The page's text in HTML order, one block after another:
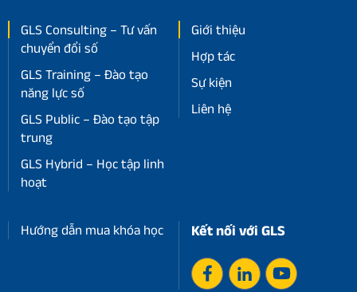
GLS Consulting – Tư vấn
chuyển đổi số
GLS Training – Đào tạo
năng lực số
GLS Public – Đào tạo tập
trung
GLS Hybrid – Học tập linh
hoạt
Giới thiệu
Hợp tác
Sự kiện
Liên hệ
Hướng dẫn mua khóa học Kết nối với GLS